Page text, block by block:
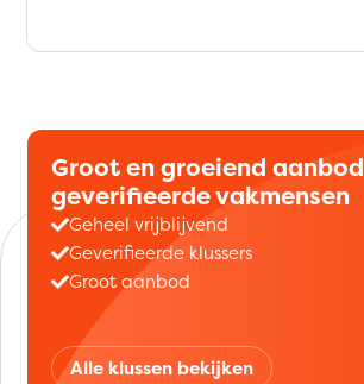
Groot en groeiend aanbod
geverifieerde vakmensen
Geheel vrijblijvend
Geverifieerde klussers
Groot aanbod
Alle klussen bekijken